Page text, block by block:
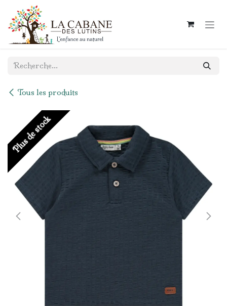
Se rendre au contenu
Tous les produits
Plus de stock